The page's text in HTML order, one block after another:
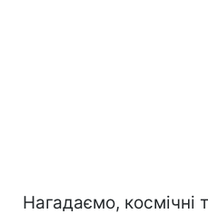
Нагадаємо, космічні